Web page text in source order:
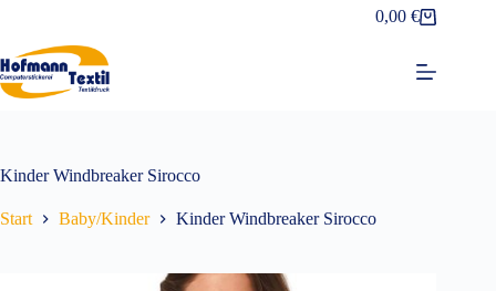
springen
Warenkorb
0,00€
Kinder Windbreaker Sirocco
Start Baby/Kinder Kinder Windbreaker Sirocco